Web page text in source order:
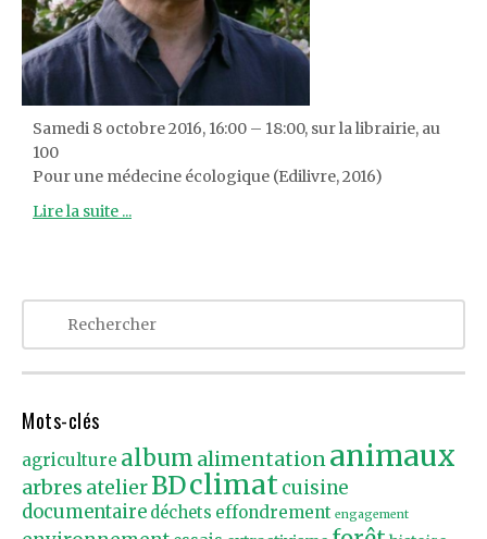
Samedi 8 octobre 2016, 16:00 – 18:00, sur la librairie, au
100
Pour une médecine écologique (Edilivre, 2016)
Lire la suite ...
Mots-clés
agriculture album alimentationanimaux
arbres atelierBDclimatcuisine
documentaire déchets effondrement engagement